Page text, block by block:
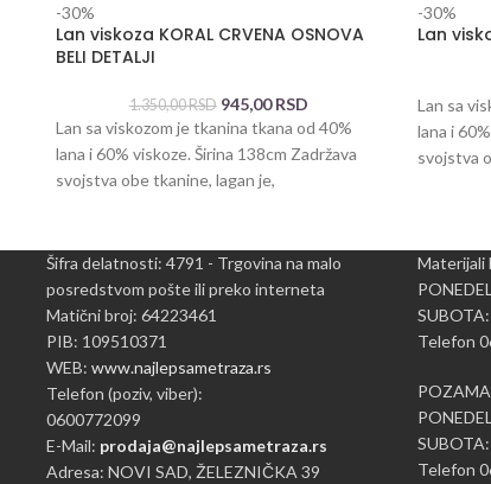
-30%
Lan viskoza KORAL CRVENA OSNOVA
BELI DETALJI
1.350,00RSD 945,00RSD
Lan sa viskozom je tkanina tkana od 40%
lana i 60% viskoze. Širina 138cm Zadržava
svojstva obe tkanine, lagan je,
-30%
Lan
Lan sa
lana i
svojstva
Šifra delatnosti: 4791 - Trgovina na malo
posredstvom pošte ili preko interneta
Matični broj: 64223461
PIB: 109510371
WEB: www.najlepsametraza.rs
Telefon (poziv, viber):
0600772099
E-Mail: prodaja@najlepsametraza.rs
Adresa: NOVI SAD, ŽELEZNIČKA 39
Materijali
Telefon
Telefon